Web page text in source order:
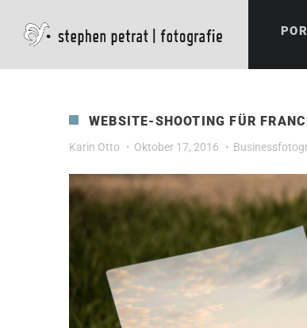
WEBSITE-SHOOTING FÜR
Karin Otto Oktober 17, 2016